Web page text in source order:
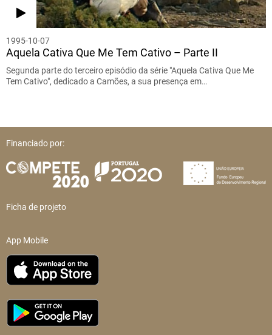
1995-10-07
Aquela Cativa Que Me Tem Cativo – Parte II
Segunda parte do terceiro episódio da série "Aquela Cativa Que Me
Tem Cativo", dedicado a Camões, a sua presença em…
Financiado por:
Ficha de projeto
App Mobile